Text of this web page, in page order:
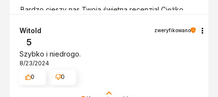
Bardzo cieszy nas Twoja świetna recenzja! Ciężko
jak Ty i jesteśmy zadowoleni, że nam się udało. Mamy
nadzieję, że do nas wrócisz :) Pozdrawiamy!
Witold zweryfikowano
5
Szybko i niedrogo.
8/23/2024
0
0